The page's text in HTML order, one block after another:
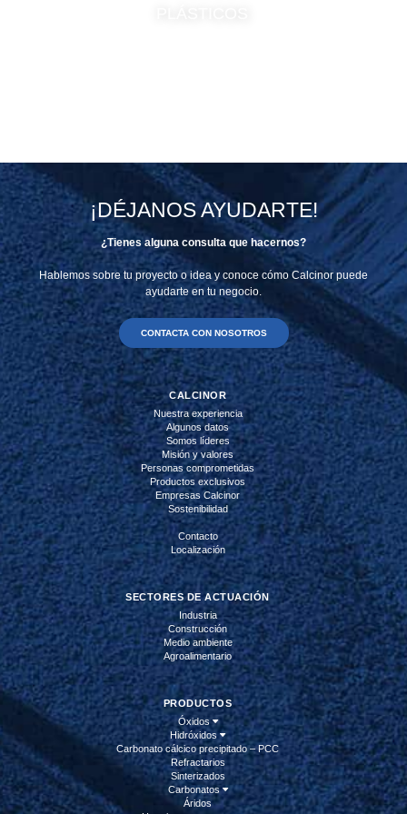
¡DÉJANOS AYUDARTE!
¿Tienes alguna consulta que hacernos?
Hablemos sobre tu proyecto o idea y conoce cómo Calcinor puede
ayudarte en tu negocio.
CONTACTA CON NOSOTROS
CALCINOR
Nuestra experiencia
Algunos datos
Somos líderes
Misión y valores
Personas comprometidas
Productos exclusivos
Empresas Calcinor
Sostenibilidad
Contacto
Localización
SECTORES DE ACTUACIÓN
Industria
Construcción
Medio ambiente
Agroalimentario
PRODUCTOS
Óxidos
Hidróxidos
Carbonato cálcico precipitado – PCC
Refractarios
Sinterizados
Carbonatos
Áridos